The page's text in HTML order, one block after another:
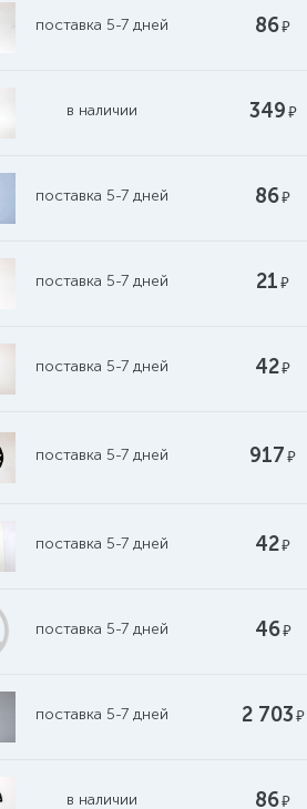
поставка 5-7 дней 86руб.
в наличии 349руб.
поставка 5-7 дней 86руб.
поставка 5-7 дней 21руб.
поставка 5-7 дней 42руб.
поставка 5-7 дней 917руб.
поставка 5-7 дней 42руб.
поставка 5-7 дней 46руб.
поставка 5-7 дней 2 703руб.
в наличии 86руб.